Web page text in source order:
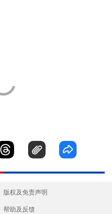
版权及免责声明
帮助及反馈